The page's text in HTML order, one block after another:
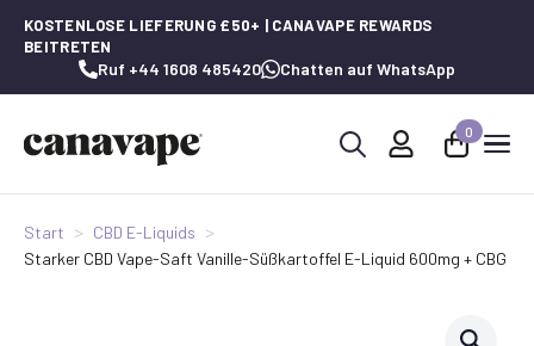
KOSTENLOSE LIEFERUNG £50+ | CANAVAPE REWARDS
BEITRETEN
Ruf +44 1608 485420 Chatten auf WhatsApp
0
Start
CBD E-Liquids
Starker CBD Vape-Saft Vanille-Süßkartoffel E-Liquid 600mg + CBG